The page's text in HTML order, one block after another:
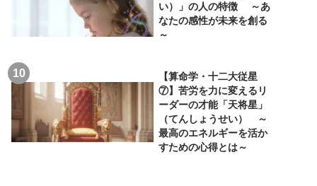
い）」の人の特徴 ～あ
なたの感性が未来を創る
～
【算命学・十二大従星
⑦】苦労を力に変えるリ
ーダーの才能「天将星」
（てんしょうせい） ～
最高のエネルギーを活か
すための心得とは～